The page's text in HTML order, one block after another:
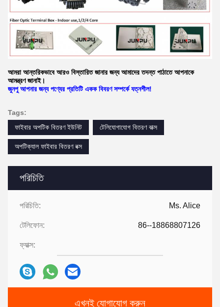
পরিচিতি
পরিচিতি: Ms. Alice
টেলিফোন: 86--18868807126
ফ্যাক্স:
এখনই যোগাযোগ করুন
আমরা আন্তরিকভাবে আরও বিস্তারিত জানার জন্য আমাদের তদন্ত পাঠাতে আপনাকে
আমন্ত্রণ জানাই।
জুনপু আপনার জন্য পণ্যের প্রতিটি একক বিবরণ সম্পর্কে যত্নশীল!
Tags:
ফাইবার অপটিক বিতরণ ইউনিট
টেলিযোগাযোগ বিতরণ বাক্স
অপটিক্যাল ফাইবার বিতরণ বক্স